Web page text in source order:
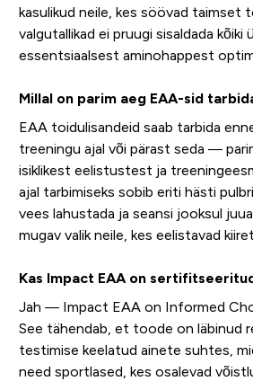
kasulikud neile, kes söövad taimset
valgutallikad ei pruugi sisaldada kõiki
essentsiaalsest aminohappest
Millal on parim aeg EAA-sid
EAA toidulisandeid saab tarbida
treeningu ajal või pärast seda —
isiklikest eelistustest ja
ajal tarbimiseks sobib eriti hästi
vees lahustada ja seansi jooksul
mugav valik neile, kes eelistavad
Kas Impact EAA on
Jah — Impact EAA on Informed
See tähendab, et toode on läbinud
testimise keelatud ainete suhtes,
need sportlased, kes osalevad